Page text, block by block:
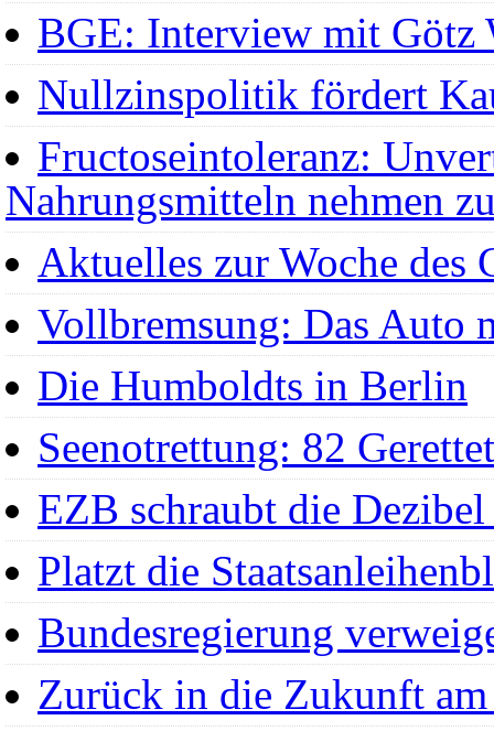
BGE: Interview mit Götz
Nullzinspolitik fördert
Fructoseintoleranz:
Nahrungsmitteln nehmen
Aktuelles zur Woche des
Vollbremsung: Das Auto
Die Humboldts in Berlin
Seenotrettung: 82
EZB schraubt die
Platzt die
Bundesregierung
Zurück in die Zukunft am